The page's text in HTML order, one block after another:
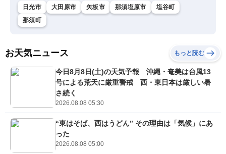
日光市 大田原市 矢板市 那須塩原市
塩谷町
那須町
お天気ニュース もっと読む
今日8月8日(土)の天気予報 沖縄・奄美は台風13
号による荒天に厳重警戒 西・東日本は厳しい暑
さ続く
2026.08.08 05:30
“東はそば、西はうどん” その理由は「気候」にあ
った
2026.08.08 05:00